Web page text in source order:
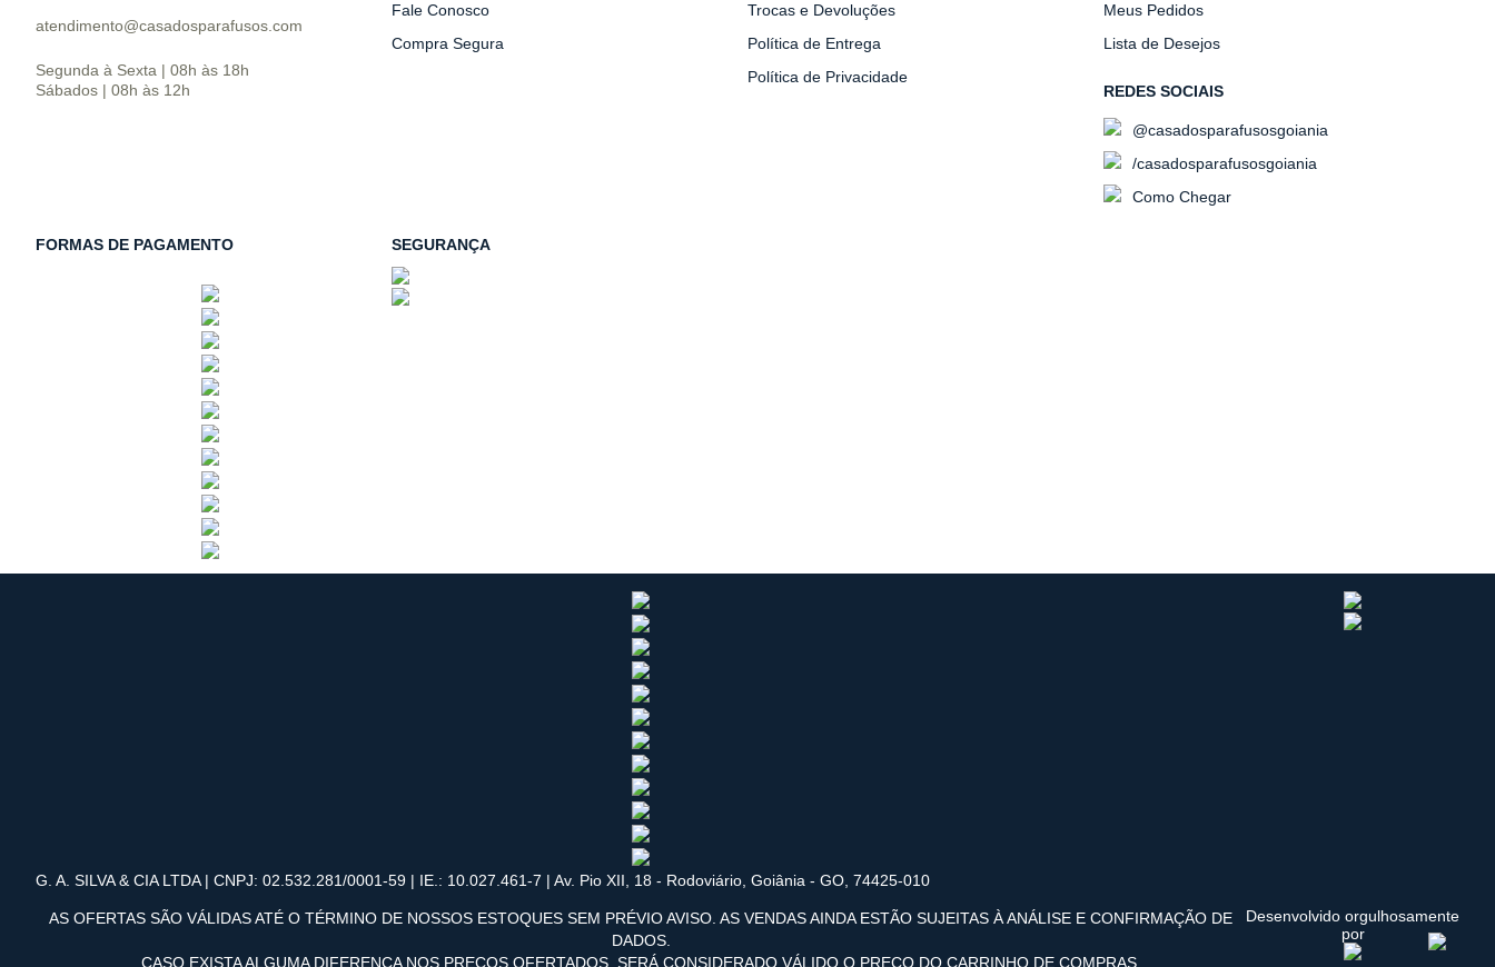
atendimento@casadosparafusos.com
Segunda à Sexta | 08h às 18h
Sábados | 08h às 12h
Fale Conosco
Compra Segura
Trocas e Devoluções
Política de Entrega
Política de Privacidade
Meus Pedidos
Lista de Desejos
REDES SOCIAIS
@casadosparafusosgoiania
/casadosparafusosgoiania
Como Chegar
FORMAS DE PAGAMENTO SEGURANÇA
G. A. SILVA & CIA LTDA | CNPJ: 02.532.281/0001-59 | IE.: 10.027.461-7 | Av. Pio XII, 18 - Rodoviário, Goiânia - GO, 74425-010
AS OFERTAS SÃO VÁLIDAS ATÉ O TÉRMINO DE NOSSOS ESTOQUES SEM PRÉVIO AVISO. AS VENDAS AINDA ESTÃO SUJEITAS À ANÁLISE E CONFIRMAÇÃO DE
DADOS.
CASO EXISTA ALGUMA DIFERENÇA NOS PREÇOS OFERTADOS, SERÁ CONSIDERADO VÁLIDO O PREÇO DO CARRINHO DE COMPRAS.
Desenvolvido orgulhosamente
por